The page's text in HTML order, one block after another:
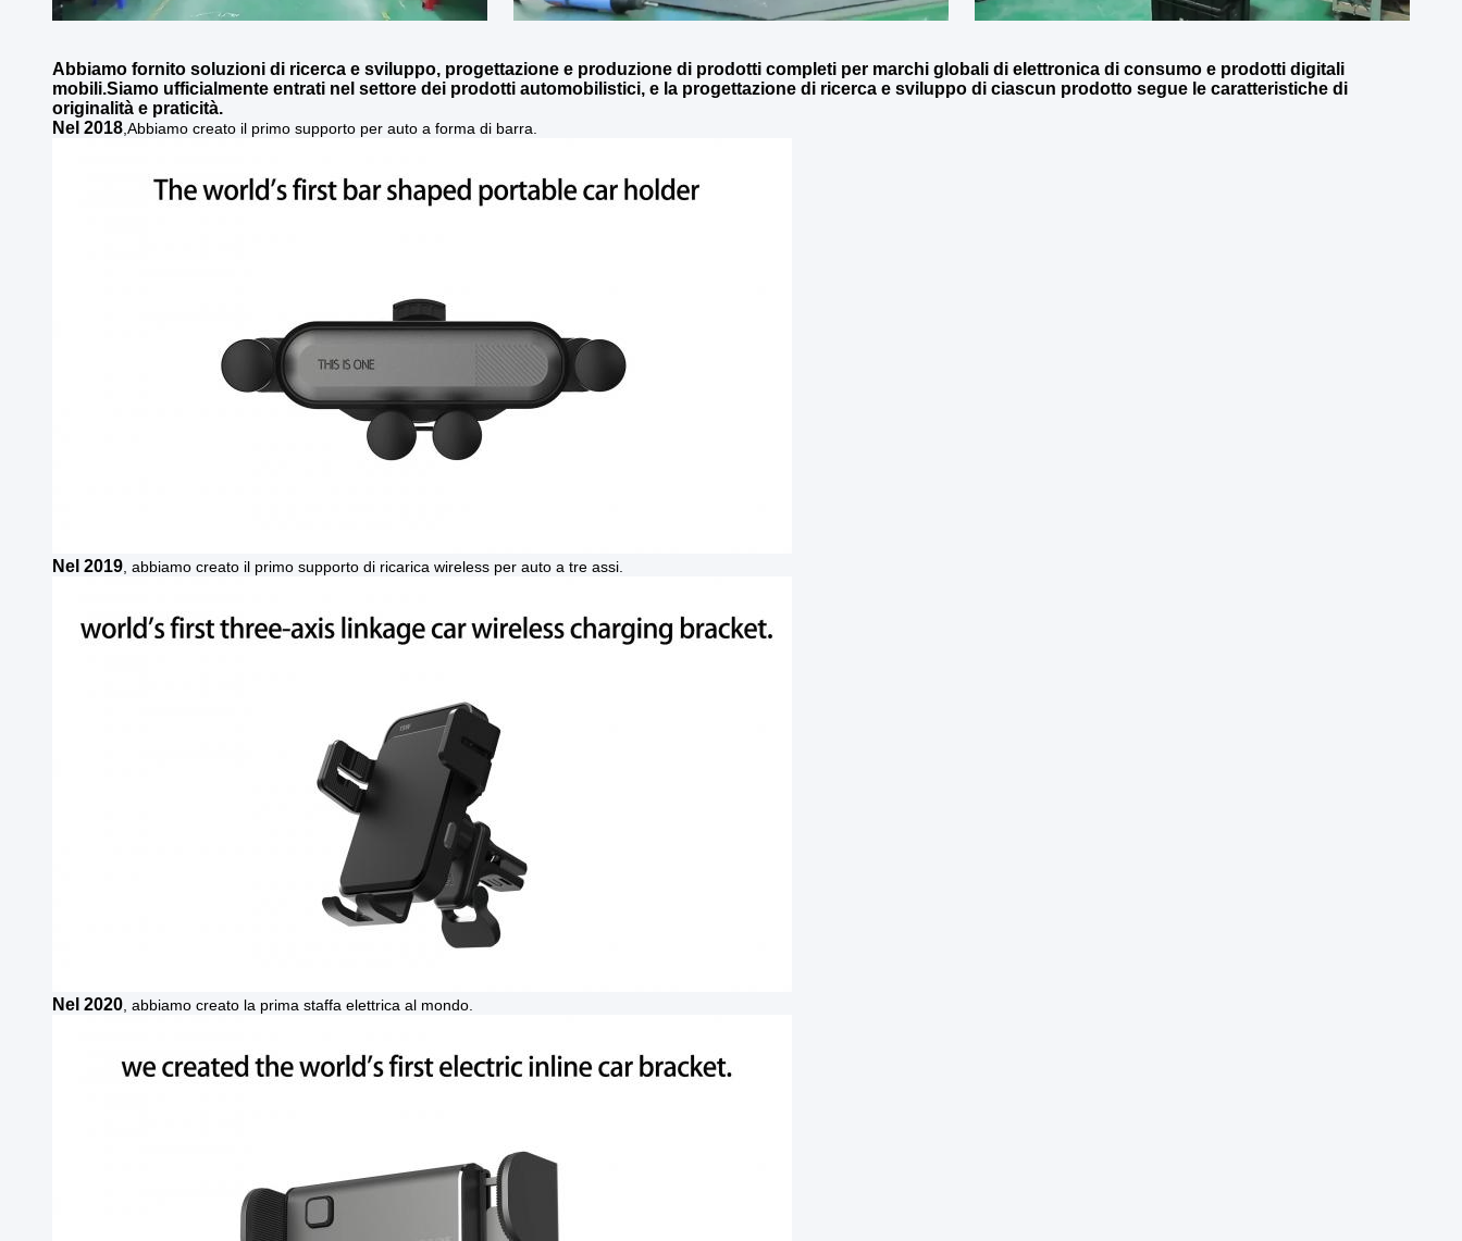
Abbiamo fornito soluzioni di ricerca e sviluppo, progettazione e produzione di prodotti completi per marchi globali di elettronica di consumo e prodotti digitali
mobili.Siamo ufficialmente entrati nel settore dei prodotti automobilistici, e la progettazione di ricerca e sviluppo di ciascun prodotto segue le caratteristiche di
originalità e praticità.
Nel 2018 Abbiamo creato il primo supporto per auto a forma di barra.
Nel 2019 , abbiamo creato il primo supporto di ricarica wireless per auto a tre assi.
Nel 2020 , abbiamo creato la prima staffa elettrica al mondo.